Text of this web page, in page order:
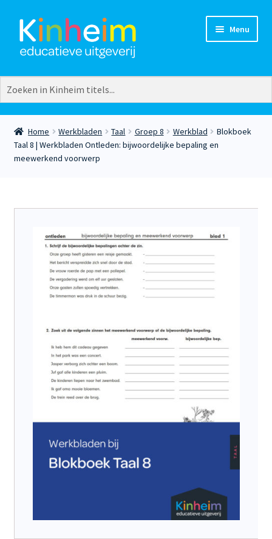
Ga
door
naar
Ga
naar
de
Menu
Vakgebieden
Aardrijkskunde
Burgerschap
Creatief
Europese talen
Extra
Natuuronderwijs
Taal
Verkeer
Groepen
Groep 3
Groep 4
Groep 5
Groep 6
Plusgroep
Home Werkbladen Taal Groep 8 Werkblad
Blokboek
Taal 8 | Werkbladen Ontleden: bijwoordelijke bepaling en
meewerkend voorwerp